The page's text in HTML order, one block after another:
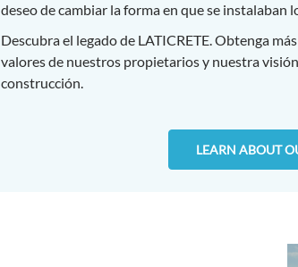
deseo de cambiar la forma en que se instalaban
Descubra el legado de LATICRETE. Obtenga
valores de nuestros propietarios y nuestra
construcción.
LEARN ABOUT